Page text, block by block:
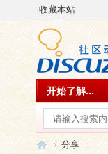
收藏本站
开始了解...
分享